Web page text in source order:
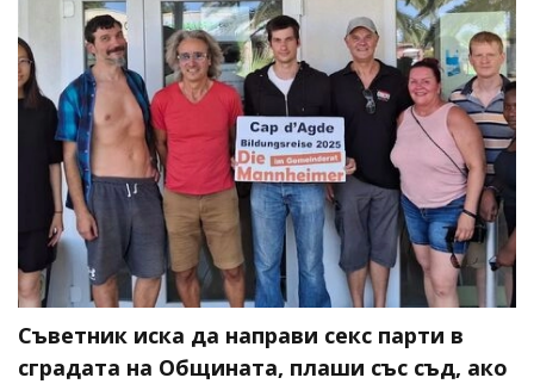
Съветник иска да направи секс парти в
сградата на Общината, плаши със съд, ако